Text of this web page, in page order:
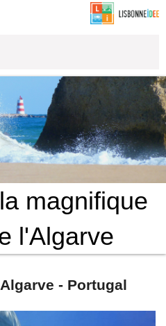
LE PORTUGAL
magnifique
l'Algarve
- Portugal